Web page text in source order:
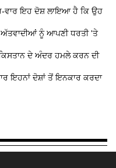
ਵਾਰ ਇਹ ਦੋਸ਼ ਲਾਇਆ ਹੈ ਕਿ ਉਹ
ਅੱਤਵਾਦੀਆਂ ਨੂੰ ਆਪਣੀ ਧਰਤੀ 'ਤੇ
ਦੇ ਅੰਦਰ ਹਮਲੇ ਕਰਨ ਦੀ
ਇਹਨਾਂ ਦੋਸ਼ਾਂ ਤੋਂ ਇਨਕਾਰ ਕਰਦਾ